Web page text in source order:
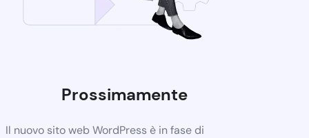
Prossimamente
Il nuovo sito web WordPress è in fase di